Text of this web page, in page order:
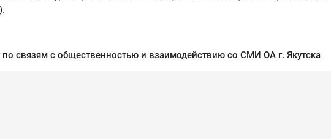
по связям с общественностью и взаимодействию со СМИ ОА г. Якутска